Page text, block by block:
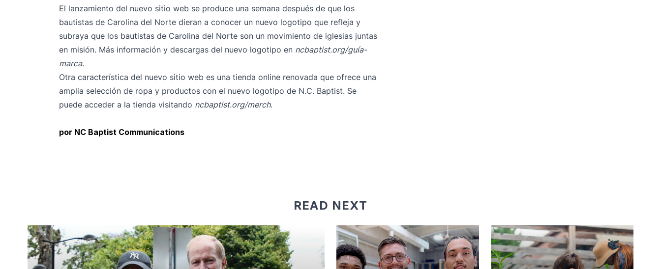
El lanzamiento del nuevo sitio web se produce una semana después de que los
bautistas de Carolina del Norte dieran a conocer un nuevo logotipo que refleja y
subraya que los bautistas de Carolina del Norte son un movimiento de iglesias juntas
en misión. Más información y descargas del nuevo logotipo en ncbaptist.org/guía-
marca.
Otra característica del nuevo sitio web es una tienda online renovada que ofrece una
amplia selección de ropa y productos con el nuevo logotipo de N.C. Baptist. Se
puede acceder a la tienda visitando ncbaptist.org/merch.
por NC Baptist Communications
READ NEXT